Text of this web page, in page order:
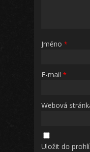
Jméno *
E-mail *
Webová
Uložit do